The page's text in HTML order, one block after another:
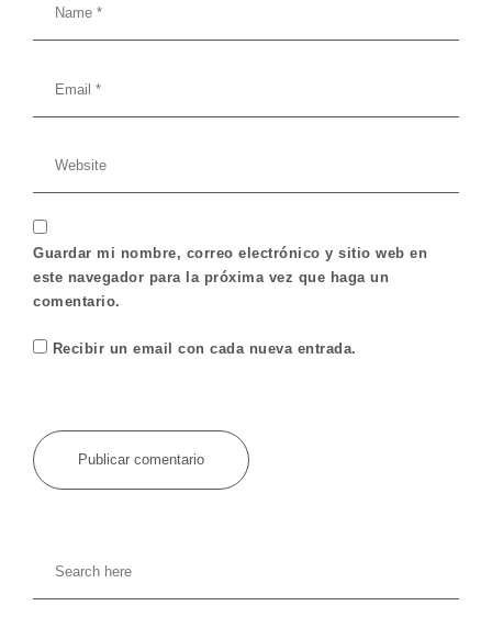
Guardar mi nombre, correo electrónico y sitio web en
este navegador para la próxima vez que haga un
comentario.
Recibir un email con cada nueva entrada.